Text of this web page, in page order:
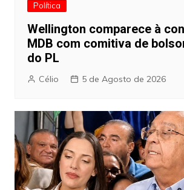
Política
Wellington comparece à
MDB com comitiva de
do PL
Célio 5 de Agosto de 2026